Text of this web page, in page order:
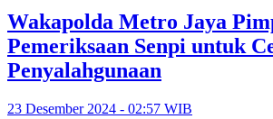
Wakapolda Metro Jaya
Pemeriksaan Senpi untuk
Penyalahgunaan
23 Desember 2024 - 02:57 WIB